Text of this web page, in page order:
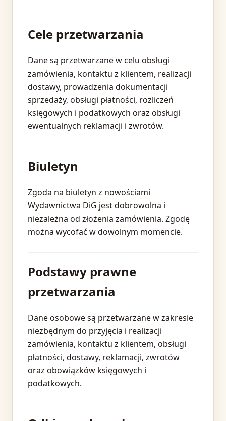
Cele przetwarzania
Dane są przetwarzane w celu obsługi
zamówienia, kontaktu z klientem, realizacji
dostawy, prowadzenia dokumentacji
sprzedaży, obsługi płatności, rozliczeń
księgowych i podatkowych oraz obsługi
ewentualnych reklamacji i zwrotów.
Biuletyn
Zgoda na biuletyn z nowościami
Wydawnictwa DiG jest dobrowolna i
niezależna od złożenia zamówienia. Zgodę
można wycofać w dowolnym momencie.
Podstawy prawne
przetwarzania
Dane osobowe są przetwarzane w zakresie
niezbędnym do przyjęcia i realizacji
zamówienia, kontaktu z klientem, obsługi
płatności, dostawy, reklamacji, zwrotów
oraz obowiązków księgowych i
podatkowych.